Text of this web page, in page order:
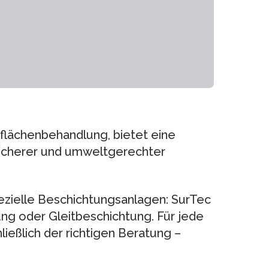
bietet eine
und umweltgerechter
Beschichtungsanlagen: SurTec
oder Gleitbeschichtung. Für jede
der richtigen Beratung –